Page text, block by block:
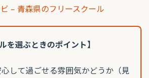
– 青森県のフリースクール
を選ぶときのポイント】
して過ごせる雰囲気かどうか（見